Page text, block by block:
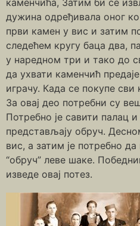
дужина одређивала оног
први камен у вис и затим
следећем кругу баца два,
у наредном три и тако до
да ухвати каменчић
играчу. Када се покупе сви
За овај део потребни су
Потребно је савити палац
представљају обруч.
вис, а затим је потребно
“обруч” леве шаке.
изведе овај потез.